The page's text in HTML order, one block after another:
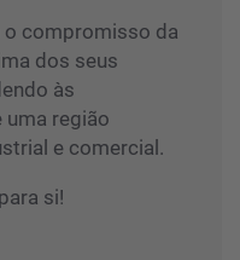
compromisso da
dos seus
às
uma região
e comercial.
si!